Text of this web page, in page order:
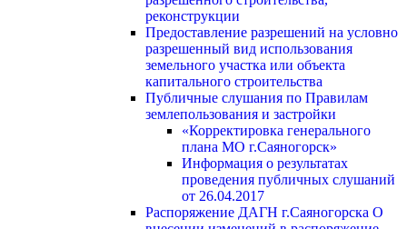
реконструкции
Предоставление разрешений на условно
разрешенный вид использования
земельного участка или объекта
капитального строительства
Публичные слушания по Правилам
землепользования и застройки
«Корректировка генерального
плана МО г.Саяногорск»
Информация о результатах
проведения публичных слушаний
от 26.04.2017
Распоряжение ДАГН г.Саяногорска О